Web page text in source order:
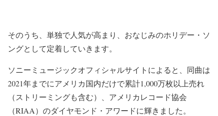
そのうち、単独で人気が高まり、おなじみのホリデー・ソ
ングとして定着していきます。
ソニーミュージックオフィシャルサイトによると、同曲は
2021年までにアメリカ国内だけで累計1,000万枚以上売れ
（ストリーミングも含む）、アメリカレコード協会
（RIAA）のダイヤモンド・アワードに輝きました。